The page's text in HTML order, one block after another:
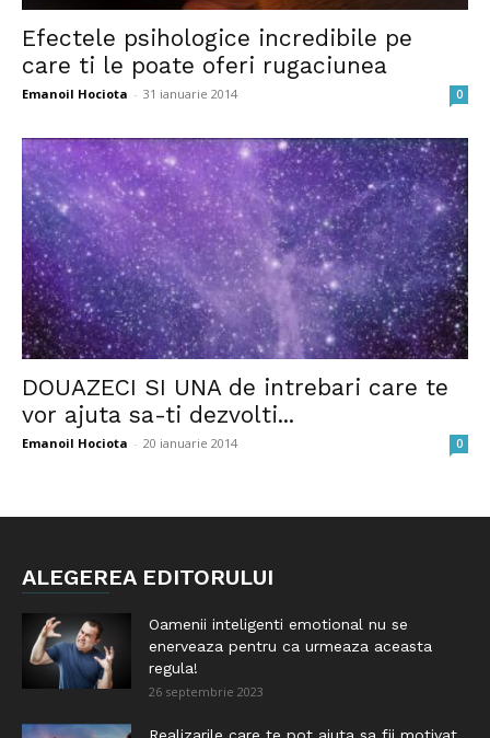
Efectele psihologice incredibile pe
care ti le poate oferi rugaciunea
Emanoil Hociota - 31 ianuarie 2014 0
DOUAZECI SI UNA de intrebari care te
vor ajuta sa-ti dezvolti...
Emanoil Hociota - 20 ianuarie 2014 0
ALEGEREA EDITORULUI
Oamenii inteligenti emotional nu se
enerveaza pentru ca urmeaza aceasta
regula!
26 septembrie 2023